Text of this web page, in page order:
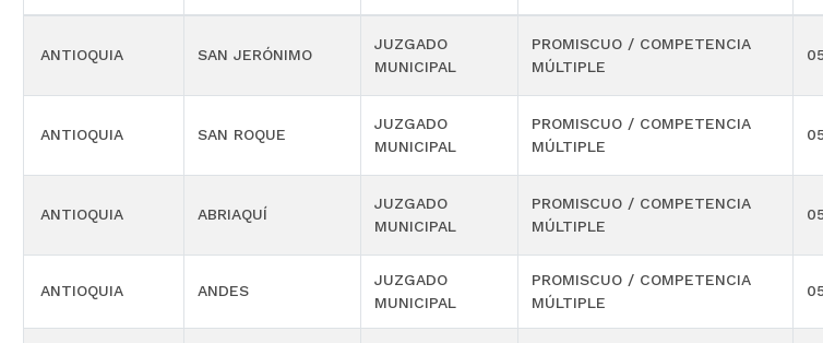
ANTIOQUIA SAN JERÓNIMO
JUZGADO
MUNICIPAL
PROMISCUO / COMPETENCIA
MÚLTIPLE
ANTIOQUIA SAN ROQUE
JUZGADO
MUNICIPAL
PROMISCUO / COMPETENCIA
MÚLTIPLE
ANTIOQUIA ABRIAQUÍ
JUZGADO
MUNICIPAL
PROMISCUO / COMPETENCIA
MÚLTIPLE
ANTIOQUIA ANDES
JUZGADO
MUNICIPAL
PROMISCUO / COMPETENCIA
MÚLTIPLE